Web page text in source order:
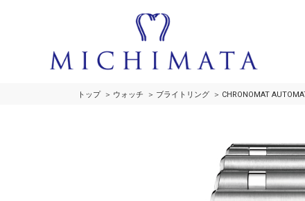
トップ ウォッチ ブライトリング CHRONOMAT